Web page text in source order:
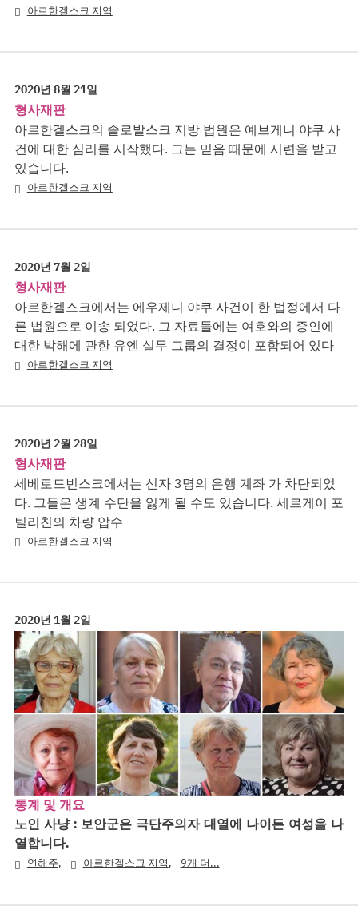
아르한겔스크 지역
2020년 8월 21일
형사재판
아르한겔스크의 솔로발스크 지방 법원은 예브게니 야쿠 사
건에 대한 심리를 시작했다. 그는 믿음 때문에 시련을 받고
있습니다.
아르한겔스크 지역
2020년 7월 2일
형사재판
아르한겔스크에서는 에우제니 야쿠 사건이 한 법정에서 다
른 법원으로 이송 되었다. 그 자료들에는 여호와의 증인에
대한 박해에 관한 유엔 실무 그룹의 결정이 포함되어 있다
아르한겔스크 지역
2020년 2월 28일
형사재판
세베로드빈스크에서는 신자 3명의 은행 계좌 가 차단되었
다. 그들은 생계 수단을 잃게 될 수도 있습니다. 세르게이 포
틸리친의 차량 압수
아르한겔스크 지역
2020년 1월 2일
통계 및 개요
노인 사냥 : 보안군은 극단주의자 대열에 나이든 여성을 나
열합니다.
연해주, 아르한겔스크 지역, 9개 더...